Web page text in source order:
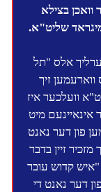
וואכן בצילא
שליט"א.
יערליך אלס "תל
זיך
וועלכער איז
אינאיינעם מיט
פון דער נאנט
מזכיר זיין בדבר
"איש קדוש עובר
דער נאנט די